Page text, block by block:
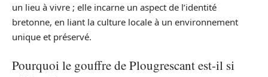
un lieu à vivre ; elle incarne un aspect de l’identité
bretonne, en liant la culture locale à un environnement
unique et préservé.
Pourquoi le gouffre de Plougrescant est-il si